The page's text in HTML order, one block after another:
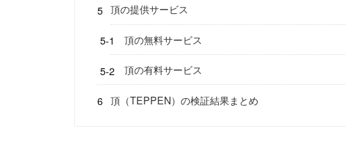
頂の提供サービス
頂の無料サービス
頂の有料サービス
頂（TEPPEN）の検証結果まとめ